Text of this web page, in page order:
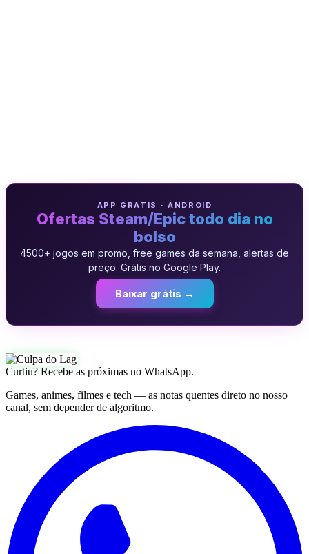
APP GRATIS · ANDROID
Ofertas Steam/Epic todo dia no
bolso
4500+ jogos em promo, free games da semana, alertas de
preço. Grátis no Google Play.
Baixar grátis →
Curtiu? Recebe as próximas no WhatsApp.
Games, animes, filmes e tech — as notas quentes direto no nosso
canal, sem depender de algoritmo.